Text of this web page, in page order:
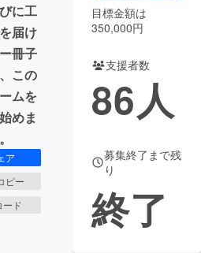
納税machi-ya コミュニティ
に工
届け
冊子
この
ムを
めま
ア
ピー
ード
目標金額は
350,000円
支援者数
86人
募集終了まで残
り
終了